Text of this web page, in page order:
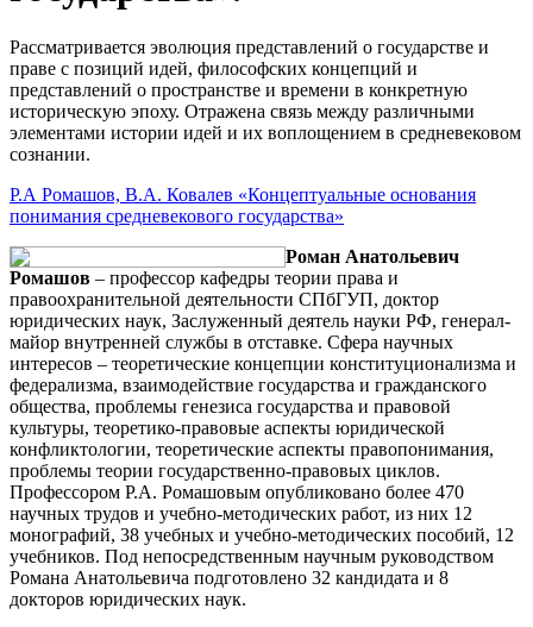
Рассматривается эволюция представлений о государстве и
праве с позиций идей, философских концепций и
представлений о пространстве и времени в конкретную
историческую эпоху. Отражена связь между различными
элементами истории идей и их воплощением в средневековом
сознании.
Р.А Ромашов, В.А. Ковалев «Концептуальные основания
понимания средневекового государства»
Роман Анатольевич
Ромашов – профессор кафедры теории права и
правоохранительной деятельности СПбГУП, доктор
юридических наук, Заслуженный деятель науки РФ, генерал-
майор внутренней службы в отставке. Сфера научных
интересов – теоретические концепции конституционализма и
федерализма, взаимодействие государства и гражданского
общества, проблемы генезиса государства и правовой
культуры, теоретико-правовые аспекты юридической
конфликтологии, теоретические аспекты правопонимания,
проблемы теории государственно-правовых циклов.
Профессором Р.А. Ромашовым опубликовано более 470
научных трудов и учебно-методических работ, из них 12
монографий, 38 учебных и учебно-методических пособий, 12
учебников. Под непосредственным научным руководством
Романа Анатольевича подготовлено 32 кандидата и 8
докторов юридических наук.